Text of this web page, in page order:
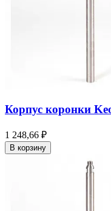
Корпус коронки
1 248,66 ₽
В корзину